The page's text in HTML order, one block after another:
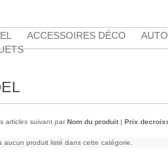
ACCESSOIRES DÉCO
articles suivant par Nom du produit | Prix
aucun produit listé dans cette catégorie.